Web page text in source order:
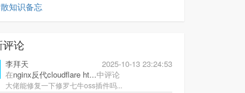
知识备忘
论
李拜天
2025-10-13 23:24:53
在nginx反代cloudflare ht...中评论
大佬能修复一下修罗七牛oss插件吗...